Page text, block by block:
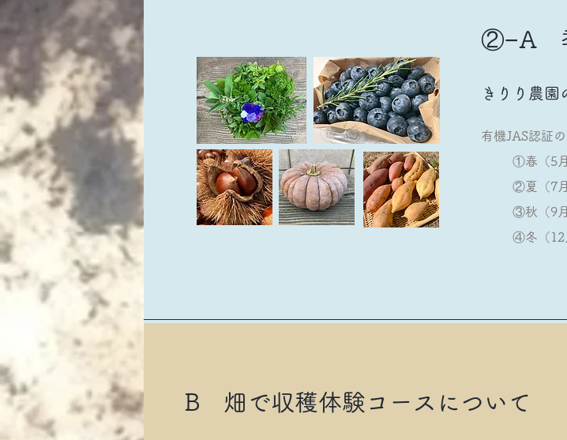
②−A
きりり農園
有機JAS認証
①春（5
②夏（7
③秋（9
④冬（12
​B 畑で収穫体験コースについて